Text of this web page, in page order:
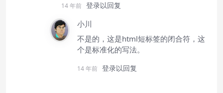
14 年前 登录以回复
小川
不是的，这是html短标签的闭合符，这
个是标准化的写法。
14 年前 登录以回复